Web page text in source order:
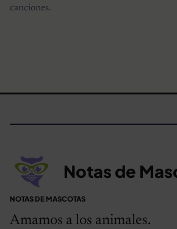
canciones.
Notas de
NOTAS DE MASCOTAS
Amamos a los animales.